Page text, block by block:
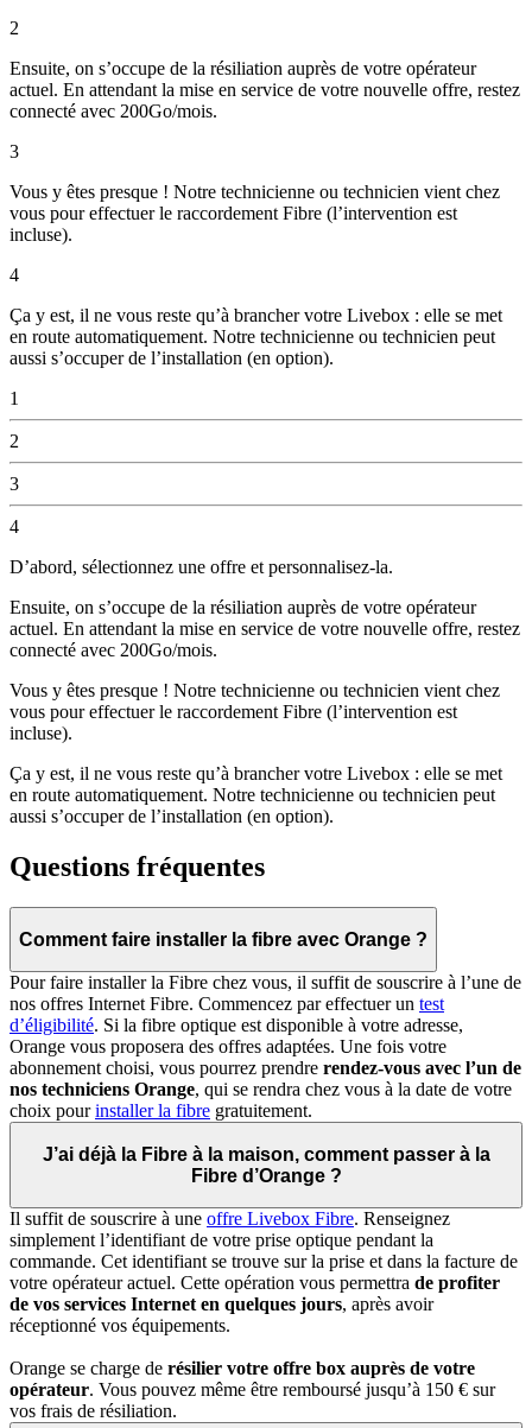
2
Ensuite, on s’occupe de la résiliation auprès de votre opérateur
actuel. En attendant la mise en service de votre nouvelle offre, restez
connecté avec 200Go/mois.
3
Vous y êtes presque ! Notre technicienne ou technicien vient chez
vous pour effectuer le raccordement Fibre (l’intervention est
incluse).
4
Ça y est, il ne vous reste qu’à brancher votre Livebox : elle se met
en route automatiquement. Notre technicienne ou technicien peut
aussi s’occuper de l’installation (en option).
1
2
3
4
D’abord, sélectionnez une offre et personnalisez-la.
Ensuite, on s’occupe de la résiliation auprès de votre opérateur
actuel. En attendant la mise en service de votre nouvelle offre, restez
connecté avec 200Go/mois.
Vous y êtes presque ! Notre technicienne ou technicien vient chez
vous pour effectuer le raccordement Fibre (l’intervention est
incluse).
Ça y est, il ne vous reste qu’à brancher votre Livebox : elle se met
en route automatiquement. Notre technicienne ou technicien peut
aussi s’occuper de l’installation (en option).
Questions fréquentes
Comment faire installer la fibre avec Orange ?
Pour faire installer la Fibre chez vous, il suffit de souscrire à l’une de
nos offres Internet Fibre. Commencez par effectuer un test
d’éligibilité. Si la fibre optique est disponible à votre adresse,
Orange vous proposera des offres adaptées. Une fois votre
abonnement choisi, vous pourrez prendre rendez-vous avec l’un de
nos techniciens Orange, qui se rendra chez vous à la date de votre
choix pourinstaller la fibre gratuitement.
J’ai déjà la Fibre à la maison, comment passer à la
Fibre d’Orange ?
Il suffit de souscrire à une offre Livebox Fibre. Renseignez
simplement l’identifiant de votre prise optique pendant la
commande. Cet identifiant se trouve sur la prise et dans la facture de
votre opérateur actuel. Cette opération vous permettra de profiter
de vos services Internet en quelques jours, après avoir
réceptionné vos équipements.
Orange se charge de résilier votre offre box auprès de votre
opérateur. Vous pouvez même être remboursé jusqu’à 150 € sur
vos frais de résiliation.